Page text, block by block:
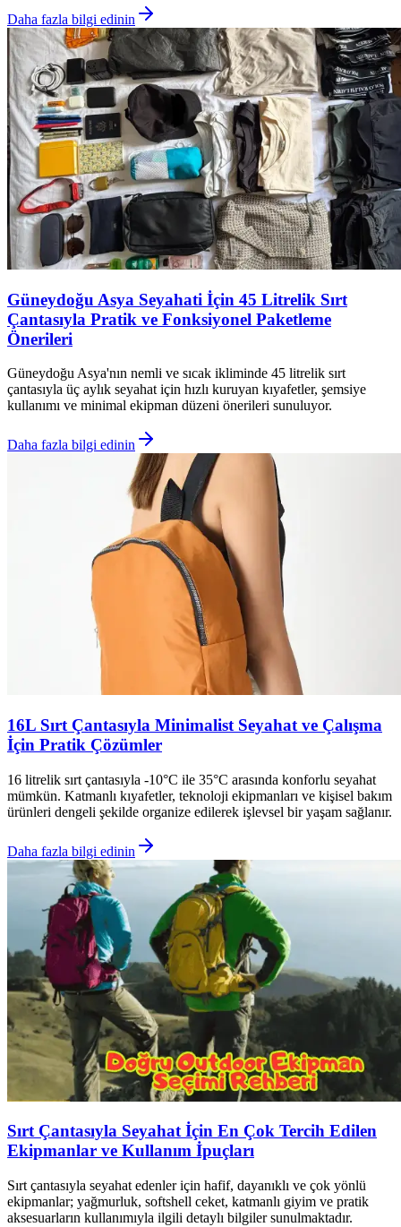
Daha fazla bilgi edinin
Güneydoğu Asya Seyahati İçin 45 Litrelik Sırt
Çantasıyla Pratik ve Fonksiyonel Paketleme
Önerileri
Güneydoğu Asya'nın nemli ve sıcak ikliminde 45 litrelik sırt
çantasıyla üç aylık seyahat için hızlı kuruyan kıyafetler, şemsiye
kullanımı ve minimal ekipman düzeni önerileri sunuluyor.
Daha fazla bilgi edinin
16L Sırt Çantasıyla Minimalist Seyahat ve Çalışma
İçin Pratik Çözümler
16 litrelik sırt çantasıyla -10°C ile 35°C arasında konforlu seyahat
mümkün. Katmanlı kıyafetler, teknoloji ekipmanları ve kişisel bakım
ürünleri dengeli şekilde organize edilerek işlevsel bir yaşam sağlanır.
Daha fazla bilgi edinin
Sırt Çantasıyla Seyahat İçin En Çok Tercih Edilen
Ekipmanlar ve Kullanım İpuçları
Sırt çantasıyla seyahat edenler için hafif, dayanıklı ve çok yönlü
ekipmanlar; yağmurluk, softshell ceket, katmanlı giyim ve pratik
aksesuarların kullanımıyla ilgili detaylı bilgiler sunulmaktadır.